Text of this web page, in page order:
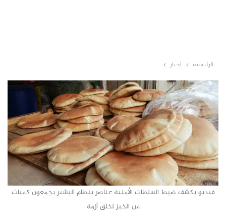
الرئيسية أخبار
فيديو يكشف ضبط السلطات الأمنية عناصر بنظام البشير يجمعون كميات
من الخبز لخلق أزمة